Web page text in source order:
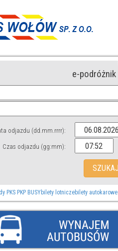
e-podróżnik
odjazdu (dd.mm.rrrr):
Czas odjazdu (gg:mm):
PKS PKP BUSYbilety lotniczebilety autokarowe